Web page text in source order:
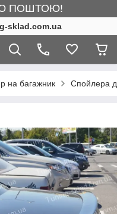
ПОШТОЮ!
sklad.com.ua
на багажник Спойлера